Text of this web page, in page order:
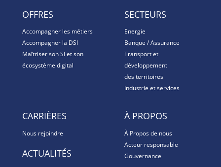
OFFRES
Accompagner les métiers
Accompagner la DSI
Maîtriser son SI et son
écosystème digital
SECTEURS
Energie
Banque / Assurance
Transport et
développement
des territoires
Industrie et services
CARRIÈRES
Nous rejoindre
ACTUALITÉS
À PROPOS
À Propos de nous
Acteur responsable
Gouvernance